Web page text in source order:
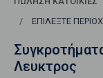
ΕΠΙΛΈΞΤΕ
Λευκτρος